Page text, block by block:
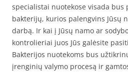
specialistai nuotekose visada bus
bakterijų, kurios palengvins Jūsų
darbą. Ir kai į Jūsų namo ar
kontrolieriai juos Jūs galėsite
Bakterijos nuotekoms bus
įrenginių valymo procesą ir